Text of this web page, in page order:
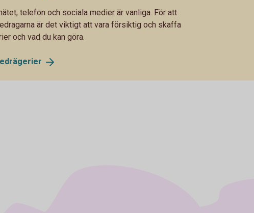
telefon och sociala medier är vanliga. För att
är det viktigt att vara försiktig och skaffa
och vad du kan göra.